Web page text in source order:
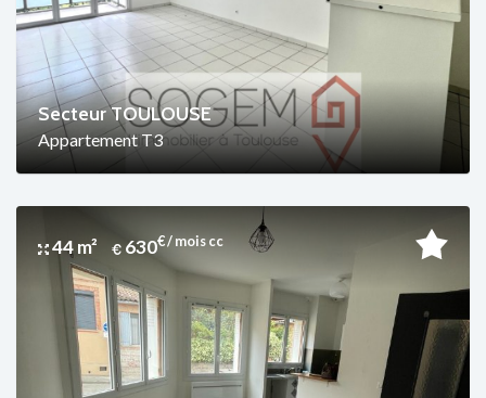
Secteur TOULOUSE
Appartement T3
44 m² 630€ / mois cc